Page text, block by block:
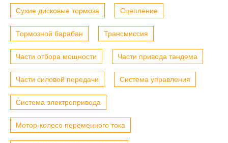
Сухие дисковые тормоза Сцепление
Тормозной барабан Трансмиссия
Части отбора мощности Части привода тандема
Части силовой передачи Система управления
Система электропривода
Мотор-колесо переменного тока